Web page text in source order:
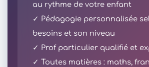
au rythme de votre enfant
✓ Pédagogie personnalisée
besoins et son niveau
✓ Prof particulier qualifié et
✓ Toutes matières : maths,